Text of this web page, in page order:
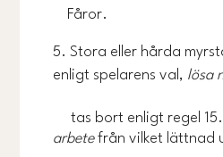
Fåror.
Stora eller hårda
enligt spelarens val, lösa
tas bort enligt regel
arbetefrån vilket lättnad